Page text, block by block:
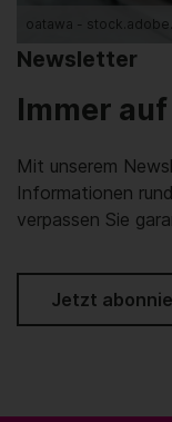
oatawa -
Newsletter
Immer
Mit unserem
Informationen
verpassen Sie
Jetzt